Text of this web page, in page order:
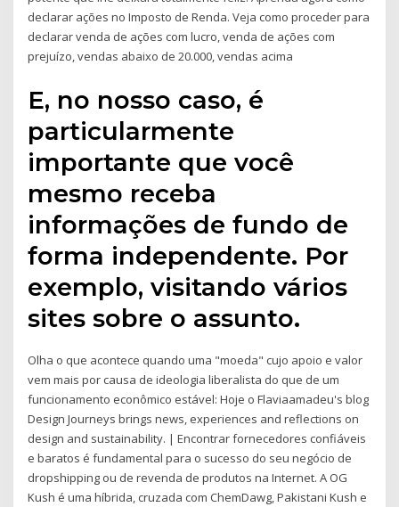
declarar ações no Imposto de Renda. Veja como proceder para
declarar venda de ações com lucro, venda de ações com
prejuízo, vendas abaixo de 20.000, vendas acima
E, no nosso caso, é
particularmente
importante que você
mesmo receba
informações de fundo de
forma independente. Por
exemplo, visitando vários
sites sobre o assunto.
Olha o que acontece quando uma "moeda" cujo apoio e valor
vem mais por causa de ideologia liberalista do que de um
funcionamento econômico estável: Hoje o Flaviaamadeu's blog
Design Journeys brings news, experiences and reflections on
design and sustainability. | Encontrar fornecedores confiáveis
e baratos é fundamental para o sucesso do seu negócio de
dropshipping ou de revenda de produtos na Internet. A OG
Kush é uma híbrida, cruzada com ChemDawg, Pakistani Kush e